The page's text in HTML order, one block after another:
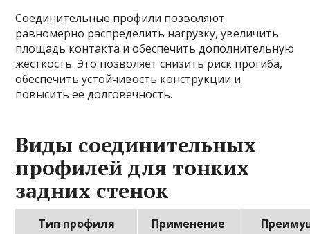
Соединительные профили позволяют
равномерно распределить нагрузку, увеличить
площадь контакта и обеспечить дополнительную
жесткость. Это позволяет снизить риск прогиба,
обеспечить устойчивость конструкции и
повысить ее долговечность.
Виды соединительных
профилей для тонких
задних стенок
Тип профиля Применение